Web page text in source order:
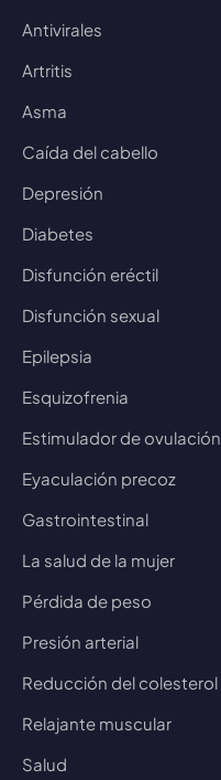
Antivirales
Artritis
Asma
Caída del cabello
Depresión
Diabetes
Disfunción eréctil
Disfunción sexual
Epilepsia
Esquizofrenia
Estimulador de ovulación
Eyaculación precoz
Gastrointestinal
La salud de la mujer
Pérdida de peso
Presión arterial
Reducción del colesterol
Relajante muscular
Salud